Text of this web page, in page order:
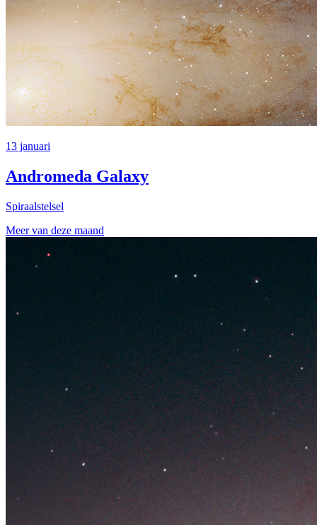
13 januari
Andromeda Galaxy
Spiraalstelsel
Meer van deze maand